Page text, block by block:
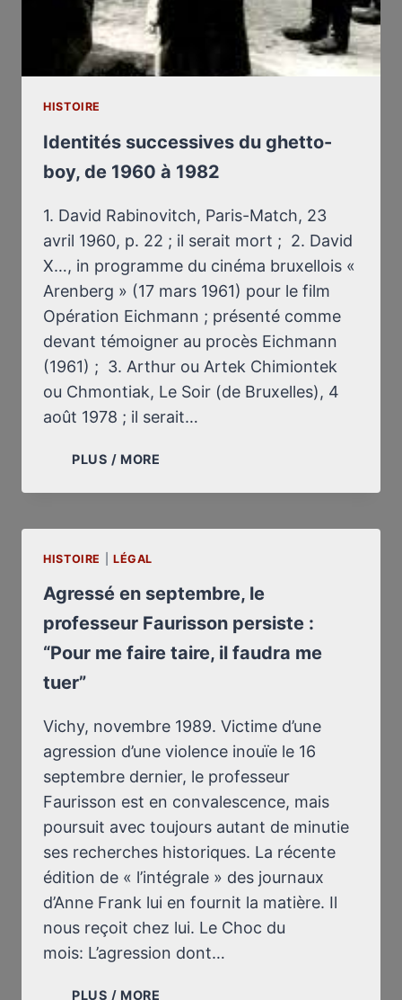
HISTOIRE
Identités successives du ghetto-
boy, de 1960 à 1982
1. David Rabinovitch, Paris-Match, 23
avril 1960, p. 22 ; il serait mort ; 2. David
X…, in programme du cinéma bruxellois «
Arenberg » (17 mars 1961) pour le film
Opération Eichmann ; présenté comme
devant témoigner au procès Eichmann
(1961) ; 3. Arthur ou Artek Chimiontek
ou Chmontiak, Le Soir (de Bruxelles), 4
août 1978 ; il serait…
PLUS / MORE
DU
À
1982
HISTOIRE LÉGAL
Agressé en septembre, le
professeur Faurisson persiste :
“Pour me faire taire, il faudra me
tuer”
Vichy, novembre 1989. Victime d’une
agression d’une violence inouïe le 16
septembre dernier, le professeur
Faurisson est en convalescence, mais
poursuit avec toujours autant de minutie
ses recherches historiques. La récente
édition de « l’intégrale » des journaux
d’Anne Frank lui en fournit la matière. Il
nous reçoit chez lui. Le Choc du
mois: L’agression dont…
PLUS / MORE